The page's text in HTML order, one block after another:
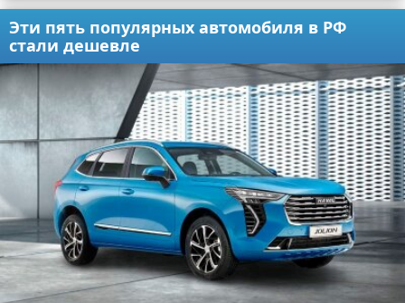
Эти пять популярных автомобиля в РФ
стали дешевле